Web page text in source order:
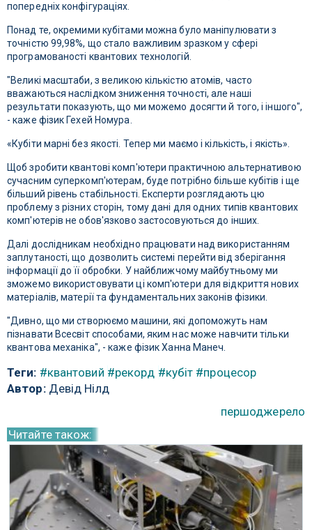
попередніх конфігураціях.
Понад те, окремими кубітами можна було маніпулювати з
точністю 99,98%, що стало важливим зразком у сфері
програмованості квантових технологій.
"Великі масштаби, з великою кількістю атомів, часто
вважаються наслідком зниження точності, але наші
результати показують, що ми можемо досягти й того, і іншого",
- каже фізик Гехей Номура.
«Кубіти марні без якості. Тепер ми маємо і кількість, і якість».
Щоб зробити квантові комп'ютери практичною альтернативою
сучасним суперкомп'ютерам, буде потрібно більше кубітів і ще
більший рівень стабільності. Експерти розглядають цю
проблему з різних сторін, тому дані для одних типів квантових
комп'ютерів не обов'язково застосовуються до інших.
Далі дослідникам необхідно працювати над використанням
заплутаності, що дозволить системі перейти від зберігання
інформації до її обробки. У найближчому майбутньому ми
зможемо використовувати ці комп'ютери для відкриття нових
матеріалів, матерії та фундаментальних законів фізики.
"Дивно, що ми створюємо машини, які допоможуть нам
пізнавати Всесвіт способами, яким нас може навчити тільки
квантова механіка", - каже фізик Ханна Манеч.
Теги: #квантовий #рекорд #кубіт #процесор
Автор:Девід Нілд
першоджерело
Читайте також: